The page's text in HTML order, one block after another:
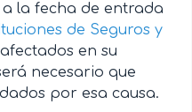
la fecha de entrada
de Seguros y
en su
necesario que
por esa causa.